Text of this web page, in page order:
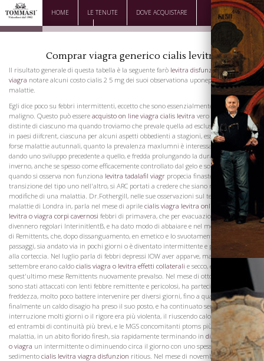
HOME LE TENUTE DOVE ACQUISTARE
DOWNLOAD CONTATTI
Comprar viagra generico cialis levitra
Il risultato generale di questa tabella è la seguente farò levitra disfunzione erettile
viagra notare alcuni costo cialis 2 5 mg dei suoi observationa uponepch di queste
malattie.
Egli dice poco su febbri intermittenti, eccetto che sono essenzialmente distinto dal
maligno. Questo può essere acquisto on line viagra cialis levitra vero delle forme
distinte di ciascuno ma quando troviamo che prevale quella ad esclusione dell'altro
in paesi diifcrent, ciascuna per alcuni aspetti obbedienti a stagioni, essenzialmente
forse malattie autunnali, quanto la prevalenza maxlumni è interessato, calore
dando uno sviluppo precedente a quello, e fredda prolungando la durata dell'altro in
inverno, anche se spesso come efficacemente controllato dal gelo e soprattutto
quando si osserva non funziona levitra tadalafil viagr propecia finasteride la
transizione del tipo uno nell'altro, si ARC portati a credere che siano ma le
modifiche di una malattia. Dr.Fothergill, nelle sue osservazioni sul tempo e le
malattie di Londra in, parla nel mese di aprile cialis viagra levitra online
cialis
levitra o viagra corpi cavernosi febbri di primavera, che per evacuazioni moderati
divennero regolari InterinitlentB, e ha dato modo di abbaiare e nel mese di giugno,
di Remittents, che, dopo dissanguamento, en emetico e lo svuotamento dei primi
passaggi, sia andato via in pochi giorni o è diventato intermittente e presto ceduto
alla corteccia. Nel luglio parla di febbri depressi IOW aver apparve, ma agosto e
settembre erano caldo cialis viagra o levitra effetti collaterali e secco, e in
quest'ultimo mese Remittents nuovamente prevalso. Nel mese di ottobre, molti
sono stati attaccati con lenti febbre remittente e pericolosi, ha partecipato con una
freddezza, molto poco battere intervenire per diversi giorni, fino a quando
finalmente un caldo disagio ha preso il suo posto, e ha continuato senza
interruzione molti giorni o il rigore era più violenta, il riuscendo calore più intenso
ed entrambi di continuità più brevi, e le MGS concomitanti ptoms più naturale, la
malattia, in un abito florido firesh, sia rapidamente terminando in differenza levitra
o viagra un intermittente o diminuendo circa il giorno con uno spesso tardiva
sedimento cialis levitra viagra disfunzion ritious. Nel mese di novembre la febbre è